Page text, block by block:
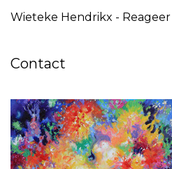
Wieteke Hendrikx - Reageer
Contact